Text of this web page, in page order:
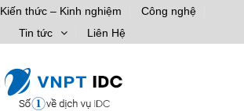
Kiến thức – Kinh nghiệm
Công nghệ
Tin tức
Liên Hệ